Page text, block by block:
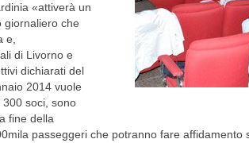
«attiverà un
giornaliero che
e,
di Livorno e
dichiarati del
2014 vuole
soci, sono
fine della
passeggeri che potranno fare affidamento